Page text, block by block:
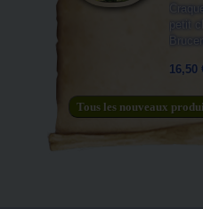
petit
16,50
Tous les nouveaux